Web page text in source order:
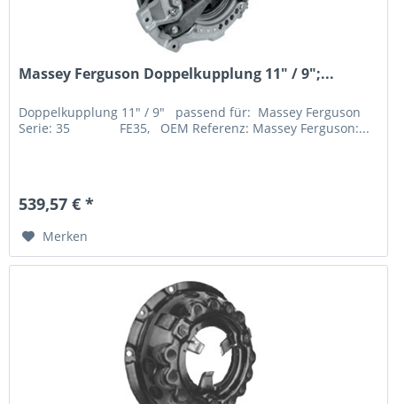
Massey Ferguson Doppelkupplung 11" / 9";...
Doppelkupplung 11" / 9" passend für: Massey Ferguson
Serie: 35 FE35, OEM Referenz: Massey Ferguson:...
539,57 € *
Merken